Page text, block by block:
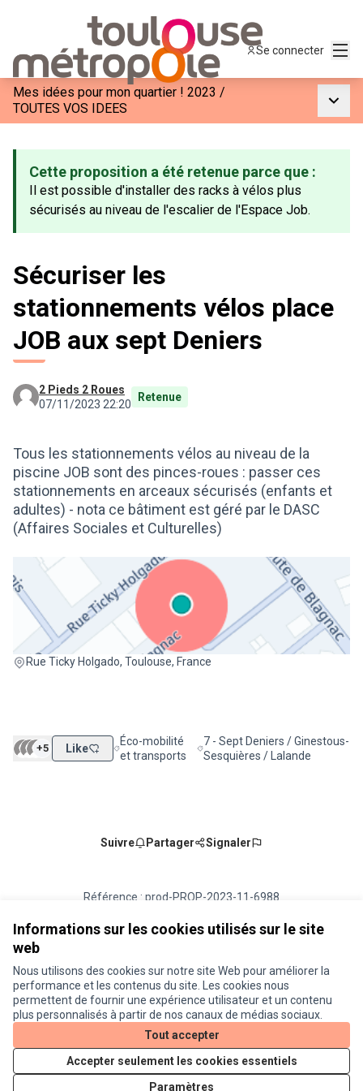
Informations sur les cookies utilisés sur le site
web
Nous utilisons des cookies sur notre site Web pour améliorer la
performance et les contenus du site. Les cookies nous
permettent de fournir une expérience utilisateur et un contenu
plus personnalisés à partir de nos canaux de médias sociaux.
Tout accepter
Accepter seulement les cookies essentiels
Paramètres
Se connecter
Mes idées pour mon quartier ! 2023 /
TOUTES VOS IDEES
Cette proposition a été retenue parce que :
Il est possible d'installer des racks à vélos plus
sécurisés au niveau de l'escalier de l'Espace Job.
Sécuriser les
stationnements vélos place
JOB aux sept Deniers
2 Pieds 2 Roues
07/11/2023 22:20
Retenue
Tous les stationnements vélos au niveau de la
piscine JOB sont des pinces-roues : passer ces
stationnements en arceaux sécurisés (enfants et
adultes) - nota ce bâtiment est géré par le DASC
(Affaires Sociales et Culturelles)
Rue Ticky Holgado, Toulouse, France
(Lien externe)
+5 Like Filtrer les résultats de la catégorie : Éco-mobilité
Éco-mobilité
et transports
Filtrer les résultats pour le
7 - Sept Deniers / Ginestous-
Sesquières / Lalande
Suivre Partager Signaler
Référence : prod-PROP-2023-11-6988
Vérifiez l'empreinte numérique
Conditions d'utilisation
Paramètres des cookies
Je participe ! sur X
(Lien externe)
Je participe ! sur Facebook
Je participe ! sur Instagram
Licence
(Lien